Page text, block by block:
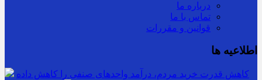
درباره ما
تماس با ما
قوانین و مقررات
اطلاعیه ها
کاهش قدرت خرید مردم، درآمد واحدهای صنفی را کاهش داده